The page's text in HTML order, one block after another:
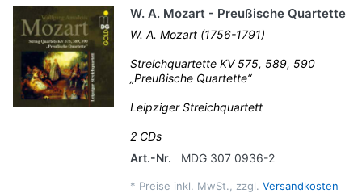
W. A. Mozart - Preußische Quartette
W. A. Mozart (1756-1791)
Streichquartette KV 575, 589, 590
„Preußische Quartette“
Leipziger Streichquartett
2 CDs
Art.-Nr.
MDG 307 0936-2
* Preise inkl. MwSt., zzgl. Versandkosten